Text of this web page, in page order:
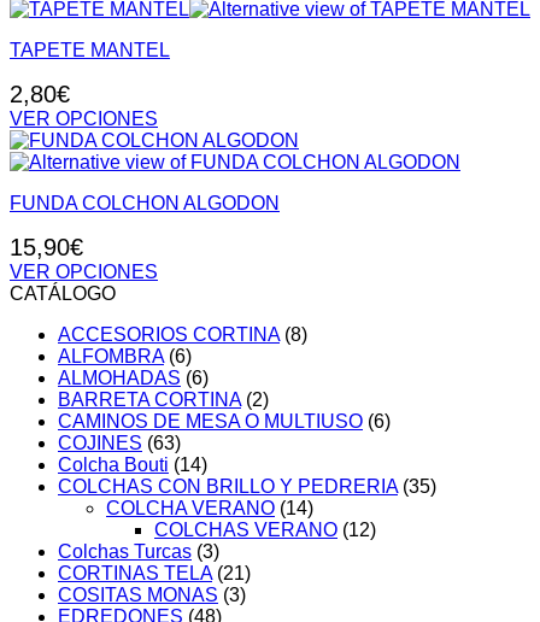
TAPETE MANTEL
2,80€
VER OPCIONES
Este
producto
múltiples
Las
opciones
se
elegir
página
producto
FUNDA COLCHON ALGODON
15,90€
VER OPCIONES
Este
tiene
múltiples
variantes.
Las
opciones
pueden
elegir
página
producto
CATÁLOGO
ACCESORIOS CORTINA (8)
ALFOMBRA (6)
ALMOHADAS (6)
BARRETA CORTINA (2)
CAMINOS DE MESA O MULTIUSO (6)
COJINES (63)
Colcha Bouti (14)
COLCHAS CON BRILLO Y PEDRERIA (35)
COLCHA VERANO (14)
COLCHAS VERANO (12)
Colchas Turcas (3)
CORTINAS TELA (21)
COSITAS MONAS (3)
EDREDONES (48)